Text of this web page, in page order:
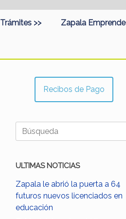
Trámites >> Zapala Emprende
Recibos de Pago
Buscar:
ULTIMAS NOTICIAS
Zapala le abrió la puerta a 64
futuros nuevos licenciados en
educación